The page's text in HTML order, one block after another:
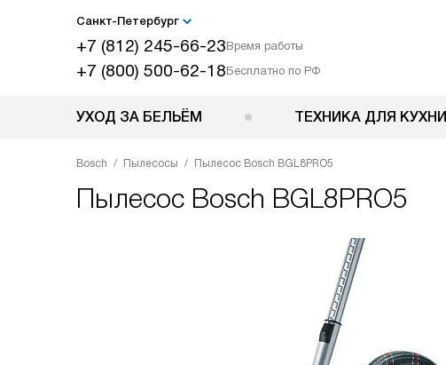
Санкт-Петербург
+7 (812) 245-66-23Время работы
+7 (800) 500-62-18Бесплатно по РФ
УХОД ЗА БЕЛЬЁМ ТЕХНИКА ДЛЯ КУХНИ
Bosch Пылесосы Пылесос Bosch BGL8PRO5
Пылесос Bosch BGL8PRO5